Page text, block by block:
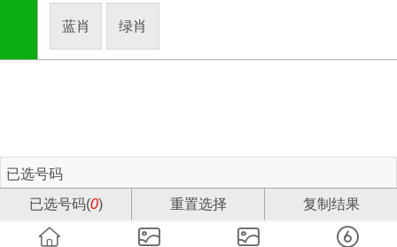
蓝肖 绿肖
已选号码
已选号码(0) 重置选择 复制结果